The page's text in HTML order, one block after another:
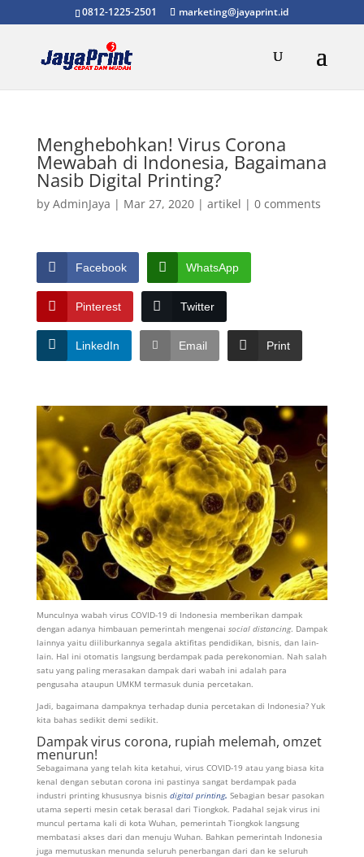
0812-1225-2501 marketing@jayaprint.id
Menghebohkan! Virus Corona
Mewabah di Indonesia, Bagaimana
Nasib Digital Printing?
by AdminJaya | Mar 27, 2020| artikel | 0 comments
Facebook WhatsApp
Pinterest Twitter
LinkedIn Email Print
Munculnya wabah virus COVID-19 di Indonesia memberikan dampak
dengan adanya himbauan pemerintah mengenai social distancing. Dampak
lainnya yaitu diiliburkannya segala aktifitas pendidikan, bisnis, dan lain-
lain. Hal ini otomatis langsung berdampak pada perekonomian. Nah salah
satu yang paling merasakan dampak dari wabah ini adalah para
pengusaha ataupun UMKM termasuk dunia percetakan.
Jadi, bagaimana dampaknya terhadap dunia percetakan di Indonesia? Yuk
kita bahas sedikit demi sedikit.
Dampak virus corona, rupiah melemah, omzet
menurun!
Sebagaimana yang telah kita ketahui, virus COVID-19 atau yang biasa kita
kenal dengan sebutan corona ini pastinya sangat berdampak pada
industri printing khususnya bisnis digital printing. Sebagian besar pasokan
utama seperti mesin cetak berasal dari Tiongkok. Padahal sejak virus ini
muncul pertama kali di kota Wuhan, pemerintah Tiongkok langsung
membatasi akses dari dan menuju Wuhan. Bahkan pemerintah Indonesia
juga memutuskan menunda seluruh penerbangan dari dan ke seluruh